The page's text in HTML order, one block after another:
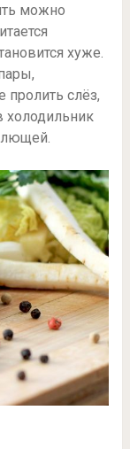
можно
хуже.
пролить слёз,
холодильник